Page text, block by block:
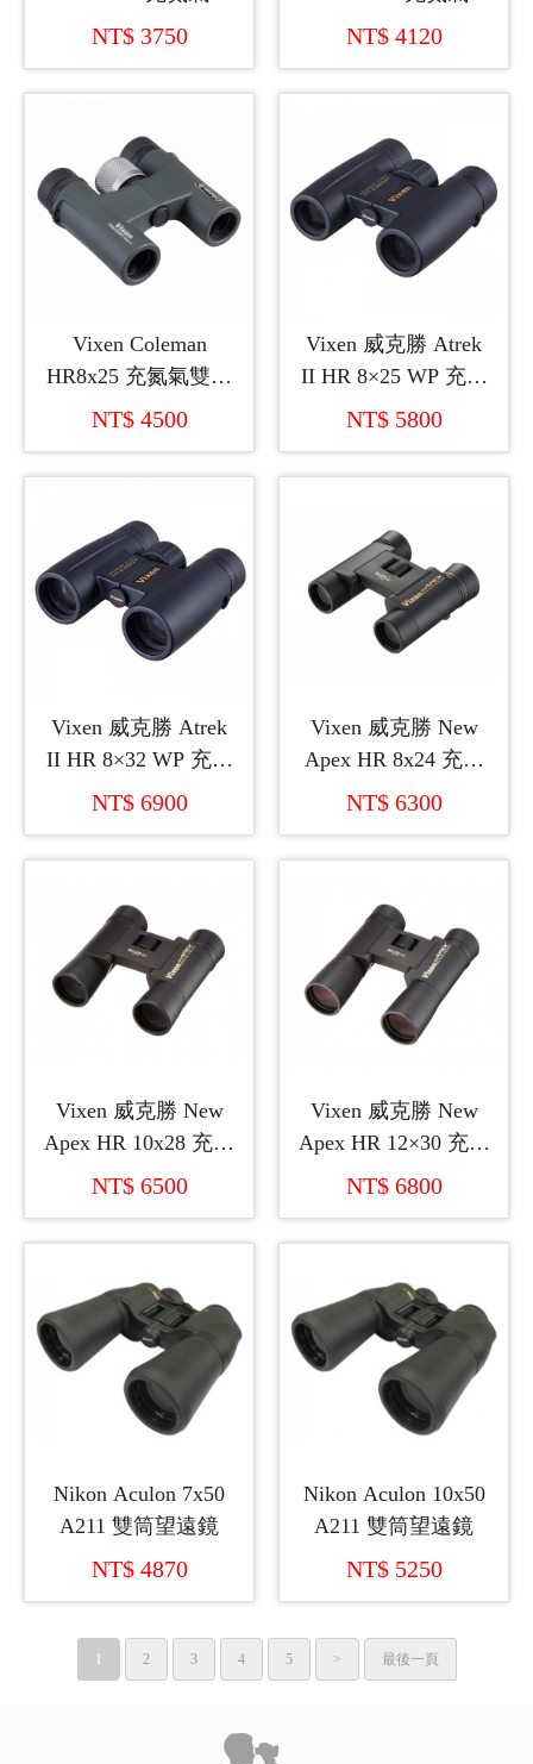
筒望遠鏡
NT$ 3750
筒望遠鏡
NT$ 4120
Vixen Coleman
HR8x25 充氮氣雙筒
望遠鏡
NT$ 4500
Vixen 威克勝 Atrek
II HR 8×25 WP 充氮
氣雙筒望遠鏡
NT$ 5800
Vixen 威克勝 Atrek
II HR 8×32 WP 充氮
氣雙筒望遠鏡
NT$ 6900
Vixen 威克勝 New
Apex HR 8x24 充氮
氣輕巧型雙筒望遠鏡
NT$ 6300
Vixen 威克勝 New
Apex HR 10x28 充氮
氣輕巧型雙筒望遠鏡
NT$ 6500
Vixen 威克勝 New
Apex HR 12×30 充氮
氣輕巧型雙筒望遠鏡
NT$ 6800
Nikon Aculon 7x50
A211 雙筒望遠鏡
NT$ 4870
Nikon Aculon 10x50
A211 雙筒望遠鏡
NT$ 5250
1 2 3 4 5 > 最後一頁